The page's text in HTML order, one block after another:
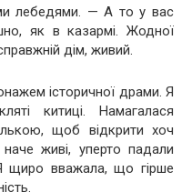
лебедями. — А то у вас
як в казармі. Жодної
дім, живий.
історичної драми. Я
китиці. Намагалася
щоб відкрити хоч
живі, уперто падали
щиро вважала, що гірше